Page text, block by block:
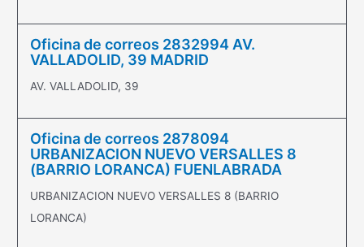
Oficina de correos 2832994 AV.
VALLADOLID, 39 MADRID
AV. VALLADOLID, 39
Oficina de correos 2878094
URBANIZACION NUEVO VERSALLES 8
(BARRIO LORANCA) FUENLABRADA
URBANIZACION NUEVO VERSALLES 8 (BARRIO
LORANCA)